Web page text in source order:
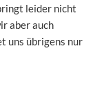
leider nicht
aber auch
uns übrigens nur